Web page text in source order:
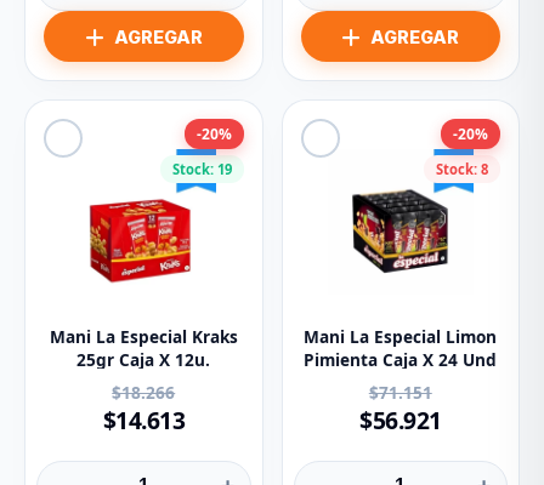
Stock: 19
-20%
Mani La Especial Kraks
25gr Caja X 12u.
$18.266
$14.613
Stock: 8
-20%
Mani La Especial Limon
Pimienta Caja X 24 Und
$71.151
$56.921